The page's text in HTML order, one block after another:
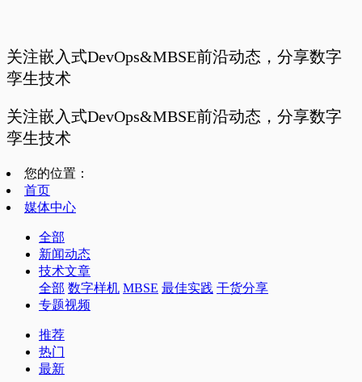
关注嵌入式DevOps&MBSE前沿动态，分享数字
孪生技术
关注嵌入式DevOps&MBSE前沿动态，分享数字
孪生技术
您的位置：
首页
媒体中心
全部
新闻动态
技术文章
全部 数字样机 MBSE 最佳实践 干货分享
专题视频
推荐
热门
最新